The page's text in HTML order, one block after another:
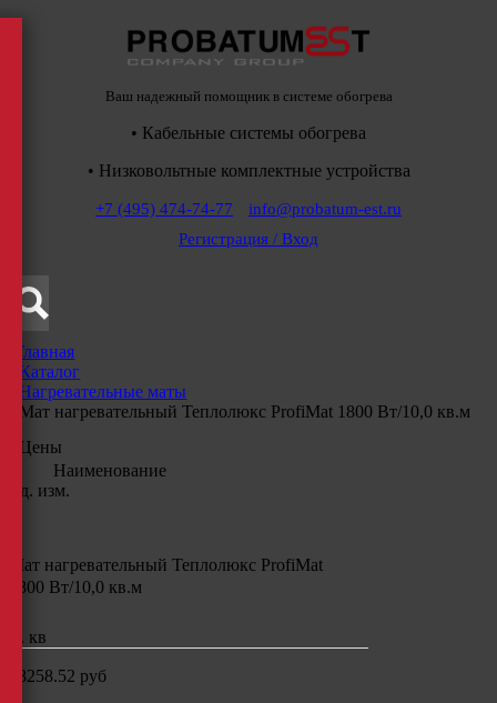
Ваш надежный помощник в системе обогрева
• Кабельные системы обогрева
• Низковольтные комплектные устройства
+7 (495) 474-74-77
info@probatum-est.ru
Регистрация / Вход
Главная
Каталог
Нагревательные маты
Мат нагревательный Теплолюкс ProfiMat 1800 Вт/10,0 кв.м
Цены
Наименование
Ед. изм.
Мат нагревательный Теплолюкс ProfiMat
1800 Вт/10,0 кв.м
м. кв
18258.52 руб